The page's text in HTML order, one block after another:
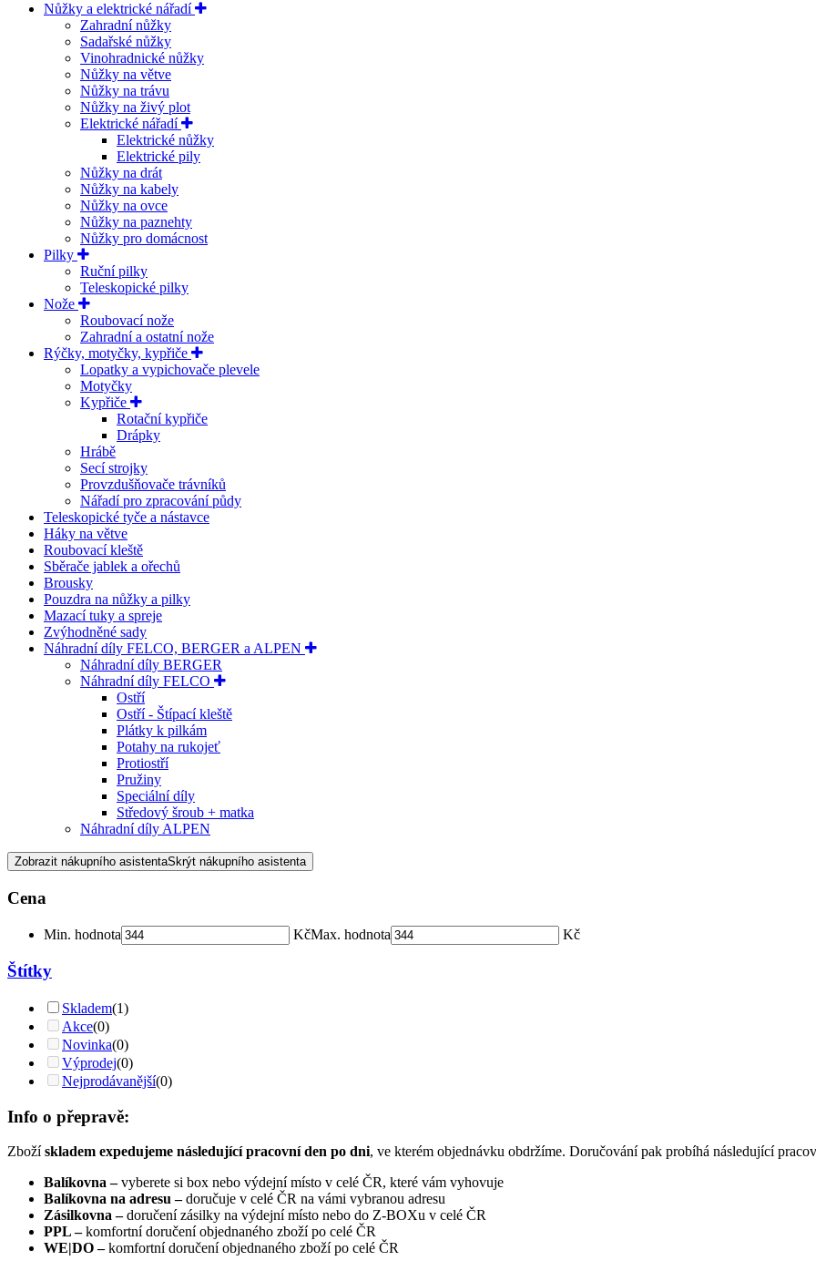
Nůžky a elektrické nářadí
Zahradní nůžky
Sadařské nůžky
Vinohradnické nůžky
Nůžky na větve
Nůžky na trávu
Nůžky na živý plot
Elektrické nářadí
Elektrické nůžky
Elektrické pily
Nůžky na drát
Nůžky na kabely
Nůžky na ovce
Nůžky na paznehty
Nůžky pro domácnost
Pilky
Ruční pilky
Teleskopické pilky
Nože
Roubovací nože
Zahradní a ostatní nože
Rýčky, motyčky, kypřiče
Lopatky a vypichovače plevele
Motyčky
Kypřiče
Rotační kypřiče
Drápky
Hrábě
Secí strojky
Provzdušňovače trávníků
Nářadí pro zpracování půdy
Teleskopické tyče a nástavce
Háky na větve
Roubovací kleště
Sběrače jablek a ořechů
Brousky
Pouzdra na nůžky a pilky
Mazací tuky a spreje
Zvýhodněné sady
Náhradní díly FELCO, BERGER a ALPEN
Náhradní díly BERGER
Náhradní díly FELCO
Ostří
Ostří - Štípací kleště
Plátky k pilkám
Potahy na rukojeť
Protiostří
Pružiny
Speciální díly
Středový šroub + matka
Náhradní díly ALPEN
Zobrazit nákupního asistentaSkrýt nákupního asistenta
Cena
Min. hodnota KčMax. hodnota Kč
Štítky
Skladem(1)
Akce(0)
Novinka(0)
Výprodej(0)
Nejprodávanější(0)
Info o přepravě:
Zbožískladem expedujeme následující pracovní den po dni, ve kterém objednávku obdržíme. Doručování pak probíhá následující
Balíkovna –vyberete si box nebo výdejní místo v celé ČR, které vám vyhovuje
Balíkovna na adresu –doručuje v celé ČR na vámi vybranou adresu
Zásilkovna –doručení zásilky na výdejní místo nebo do Z-BOXu v celé ČR
PPL –komfortní doručení objednaného zboží po celé ČR
WE|DO –komfortní doručení objednaného zboží po celé ČR